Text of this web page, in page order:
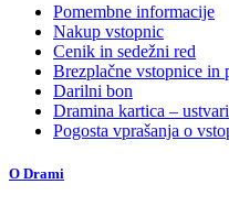
Pomembne informacije
Nakup vstopnic
Cenik in sedežni red
Brezplačne vstopnice in
Darilni bon
Dramina kartica –
Pogosta vprašanja o
O Drami